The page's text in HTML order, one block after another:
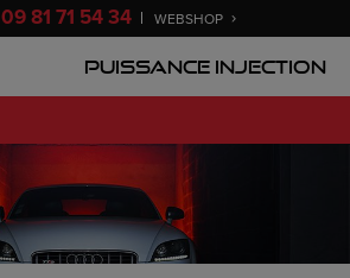
09 81 71 54 34 WEBSHOP
Puissance Injection